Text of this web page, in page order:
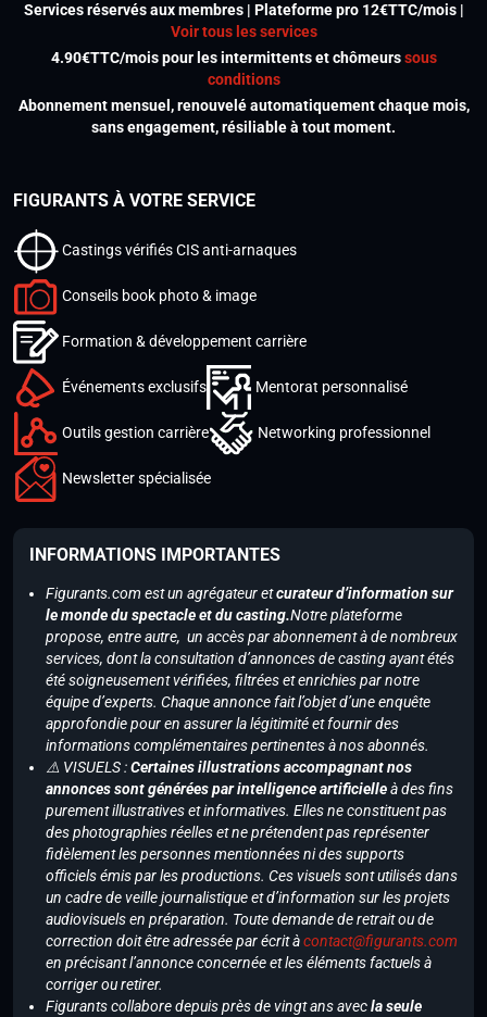
Services réservés aux membres | Plateforme pro 12€TTC/mois |
Voir tous les services
4.90€TTC/mois pour les intermittents et chômeurssous
conditions
Abonnement mensuel, renouvelé automatiquement chaque mois,
sans engagement, résiliable à tout moment.
FIGURANTS À VOTRE SERVICE
Castings vérifiés CIS anti-arnaques
Conseils book photo & image
Formation & développement carrière
Événements exclusifs Mentorat personnalisé
Outils gestion carrière Networking professionnel
Newsletter spécialisée
INFORMATIONS IMPORTANTES
Figurants.com est un agrégateur etcurateur d’information sur
le monde du spectacle et du casting.Notre plateforme
propose, entre autre, un accès par abonnement à de nombreux
services, dont la consultation d’annonces de casting ayant étés
été soigneusement vérifiées, filtrées et enrichies par notre
équipe d’experts. Chaque annonce fait l’objet d’une enquête
approfondie pour en assurer la légitimité et fournir des
informations complémentaires pertinentes à nos abonnés.
⚠️ VISUELS :Certaines illustrations accompagnant nos
annonces sont générées par intelligence artificielleà des fins
purement illustratives et informatives. Elles ne constituent pas
des photographies réelles et ne prétendent pas représenter
fidèlement les personnes mentionnées ni des supports
officiels émis par les productions. Ces visuels sont utilisés dans
un cadre de veille journalistique et d’information sur les projets
audiovisuels en préparation. Toute demande de retrait ou de
correction doit être adressée par écrit àcontact@figurants.com
en précisant l’annonce concernée et les éléments factuels à
corriger ou retirer.
Figurants collabore depuis près de vingt ans avecla seule